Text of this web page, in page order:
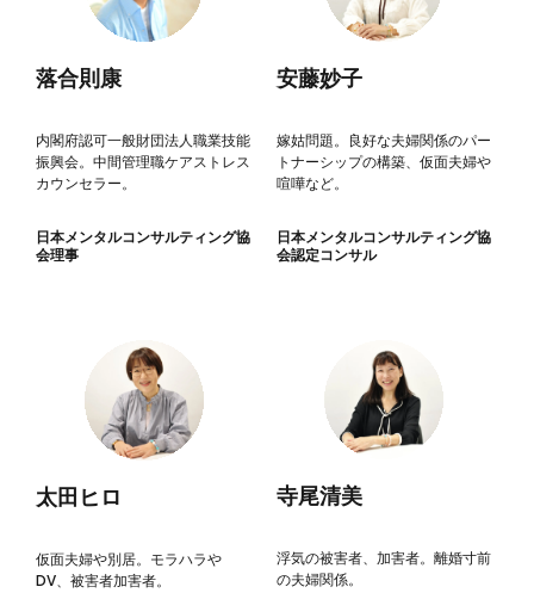
落合則康
内閣府認可一般財団法人職業技能
振興会。中間管理職ケアストレス
カウンセラー。
日本メンタルコンサルティング協
会理事
安藤妙子
嫁姑問題。良好な夫婦関係のパー
トナーシップの構築、仮面夫婦や
喧嘩など。
日本メンタルコンサルティング協
会認定コンサル
太田ヒロ
仮面夫婦や別居。モラハラや
DV、被害者加害者。
寺尾清美
浮気の被害者、加害者。離婚寸前
の夫婦関係。